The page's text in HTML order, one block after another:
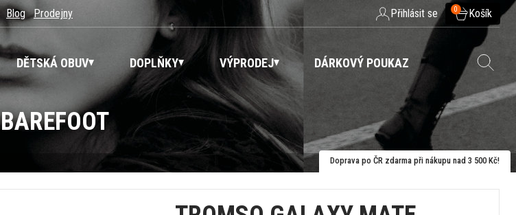
Blog Prodejny Přihlásit se 0 Košík
DĚTSKÁ OBUV DOPLŇKY VÝPRODEJ DÁRKOVÝ POUKAZ
BAREFOOT
Doprava po ČR zdarma při nákupu nad 3 500 Kč!